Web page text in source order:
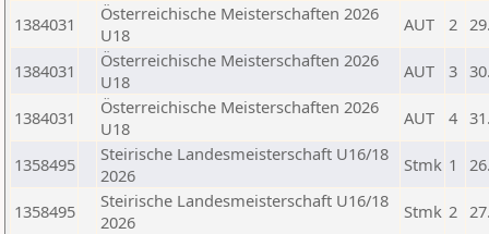
1384031
Österreichische Meisterschaften 2026
U18
AUT 2
1384031
Österreichische Meisterschaften 2026
U18
AUT 3
1384031
Österreichische Meisterschaften 2026
U18
AUT 4
1358495
Steirische Landesmeisterschaft U16/18
2026
Stmk 1
1358495
Steirische Landesmeisterschaft U16/18
2026
Stmk 2